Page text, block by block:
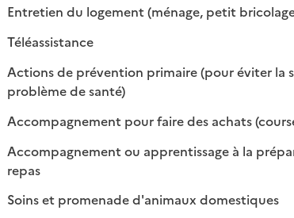
Entretien du logement (ménage, petit
:
:
Téléassistance: disponible
: non disponible
Actions de prévention primaire (pour éviter la
problème de santé): disponible
: non disponible
Accompagnement pour faire des achats
:
:
Accompagnement ou apprentissage à la
repas
: disponible
: non disponible
Soins et promenade d'animaux domestiques
:
: non